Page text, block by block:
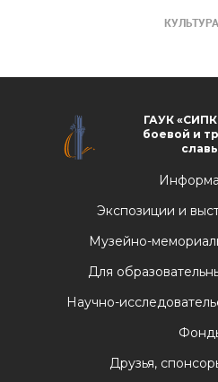
ГАУК
боевой и
Экспозиции и
Музейно-
Для
Научно-
Друзья,